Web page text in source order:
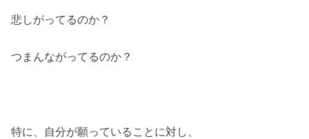
悲しがってるのか？
つまんながってるのか？
特に、自分が願っていることに対し、